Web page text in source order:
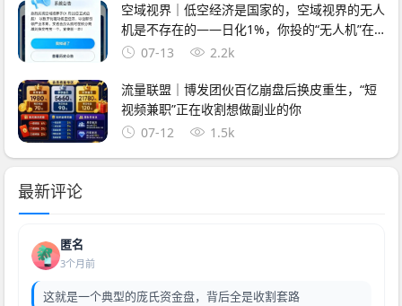
空域视界｜低空经济是国家的，空域视界的无人
机是不存在的——日化1%，你投的“无人机”在
天上飞，你的钱在操盘手口袋里跑
07-13 2.2k
流量联盟｜博发团伙百亿崩盘后换皮重生，“短
视频兼职”正在收割想做副业的你
07-12
1.5k
最新评论
匿名
3个月前
这就是一个典型的庞氏资金盘，背后全是收割套路